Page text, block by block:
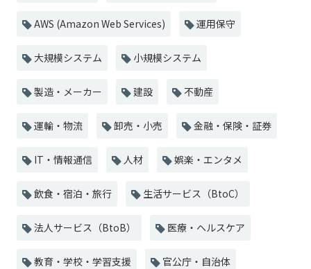
AWS (Amazon Web Services) 運用保守
大規模システム 小規模システム
製造・メーカー 建設 不動産
運輸・物流 卸売・小売 金融・保険・証券
IT・情報通信 人材 娯楽・エンタメ
飲食・宿泊・旅行 生活サービス（BtoC）
法人サービス（BtoB） 医療・ヘルスケア
教育・学校・学習支援 官公庁・自治体